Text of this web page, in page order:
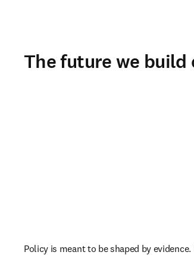
The future we build
Policy is meant to be shaped by